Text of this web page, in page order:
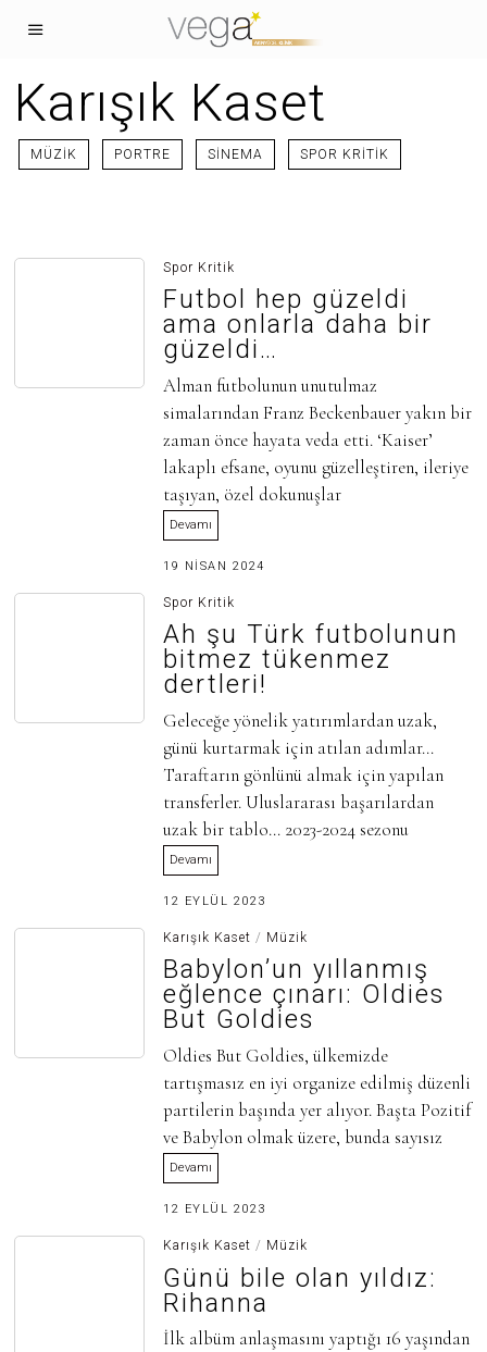
Karışık Kaset
MÜZIK PORTRE SINEMA SPOR KRITIK
Spor Kritik
Futbol hep güzeldi
ama onlarla daha bir
güzeldi…
Alman futbolunun unutulmaz
simalarından Franz Beckenbauer yakın bir
zaman önce hayata veda etti. ‘Kaiser’
lakaplı efsane, oyunu güzelleştiren, ileriye
taşıyan, özel dokunuşlar
Devamı
19 NISAN 2024
Z
I
R
2
0
2
Spor Kritik
Ah şu Türk futbolunun
bitmez tükenmez
dertleri!
Geleceğe yönelik yatırımlardan uzak,
günü kurtarmak için atılan adımlar…
Taraftarın gönlünü almak için yapılan
transferler. Uluslararası başarılardan
uzak bir tablo… 2023-2024 sezonu
Devamı
12 EYLÜL 2023
H
Z
R
A
N
2
0
2
5
Karışık Kaset / Müzik
Babylon’un yıllanmış
eğlence çınarı: Oldies
But Goldies
Oldies But Goldies, ülkemizde
tartışmasız en iyi organize edilmiş düzenli
partilerin başında yer alıyor. Başta Pozitif
ve Babylon olmak üzere, bunda sayısız
Devamı
12 EYLÜL 2023
E
M
U
0
Karışık Kaset / Müzik
Günü bile olan yıldız:
Rihanna
İlk albüm anlaşmasını yaptığı 16 yaşından